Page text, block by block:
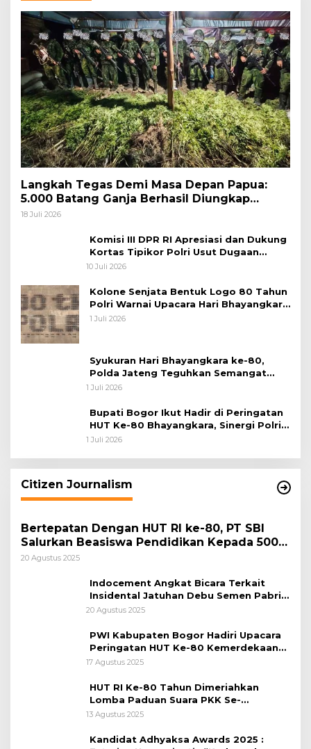
Langkah Tegas Demi Masa Depan Papua:
5.000 Batang Ganja Berhasil Diungkap
Koops TNI Habema
18 Juli 2026
Komisi III DPR RI Apresiasi dan Dukung
Kortas Tipikor Polri Usut Dugaan
Korupsi Batu Bara
10 Juli 2026
Kolone Senjata Bentuk Logo 80 Tahun
Polri Warnai Upacara Hari Bhayangkara
ke-80
1 Juli 2026
Syukuran Hari Bhayangkara ke-80,
Polda Jateng Teguhkan Semangat
Pengabdian dan Pererat Kebersamaan
1 Juli 2026
Bupati Bogor Ikut Hadir di Peringatan
HUT Ke-80 Bhayangkara, Sinergi Polri
dan Pemkab Bogor Jadi Kunci Menjaga
1 Juli 2026
Citizen Journalism
Bertepatan Dengan HUT RI ke-80, PT SBI
Salurkan Beasiswa Pendidikan Kepada 500
Pelajar
20 Agustus 2025
Indocement Angkat Bicara Terkait
Insidental Jatuhan Debu Semen Pabrik
Citeureup
20 Agustus 2025
PWI Kabupaten Bogor Hadiri Upacara
Peringatan HUT Ke-80 Kemerdekaan
RI, di Lapangan Tegar Beriman
17 Agustus 2025
HUT RI Ke-80 Tahun Dimeriahkan
Lomba Paduan Suara PKK Se-
Kabupaten Bogor
13 Agustus 2025
Kandidat Adhyaksa Awards 2025 :